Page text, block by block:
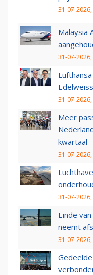
31-07-2026,
Malaysia
31-07-
31-07-
Meer
kwartaal
31-07-
31-07-
Einde
neemt
31-07-